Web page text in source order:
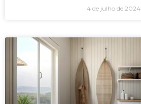
4 de julho de 2024